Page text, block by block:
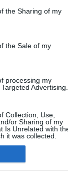
the Sharing of my
the Sale of my
processing my
Advertising.
Collection, Use,
or Sharing of my
Is Unrelated with
it was collected.
Tajè
Famiglia
di proprietà di
come fonte. Dei